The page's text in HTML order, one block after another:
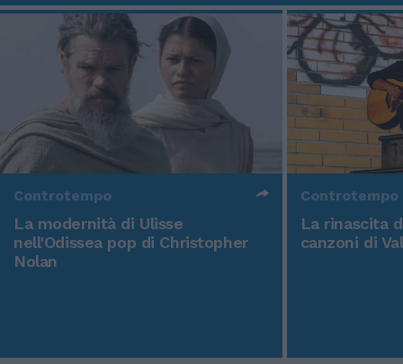
Controtempo
La modernità di Ulisse
nell'Odissea pop di Christopher
Nolan
Controtempo
La rinascita
canzoni di